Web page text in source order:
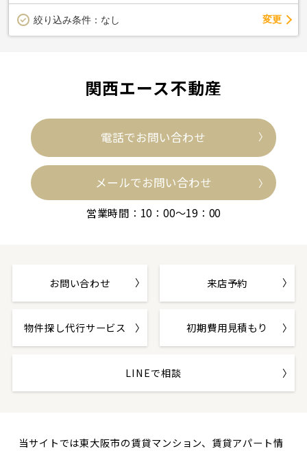
絞り込み条件： なし 変更
関西エース不動産
電話でお問い合わせ
メールでお問い合わせ
営業時間：10：00～19：00
お問い合わせ 来店予約
物件探し代行サービス 初期費用見積もり
LINEで相談
当サイトでは東大阪市の賃貸マンション、賃貸アパート情